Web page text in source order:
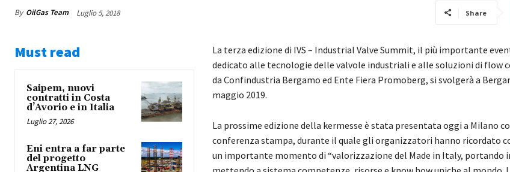
By OilGas Team Luglio 5, 2018 Share
Must read
Saipem, nuovi
contratti in Costa
d’Avorio e in Italia
Luglio 27, 2026
Eni entra a far parte
del progetto
Argentina LNG
La terza edizione di IVS – Industrial Valve Summit, il più importante
dedicato alle tecnologie delle valvole industriali e alle soluzioni di flow
da Confindustria Bergamo ed Ente Fiera Promoberg, si svolgerà a
maggio 2019.
La prossime edizione della kermesse è stata presentata oggi a Milano
conferenza stampa, durante il quale gli organizzatori hanno ricordato
un importante momento di “valorizzazione del Made in Italy, portando